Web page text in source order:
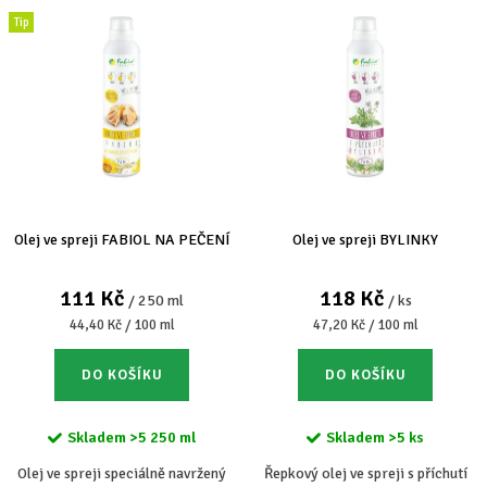
Tip
Olej ve spreji FABIOL NA PEČENÍ
111 Kč / 250 ml
Měrná
cena:
44,40 Kč / 100 ml
DO KOŠÍKU
Skladem >5 250 ml
Olej ve spreji speciálně navržený
Olej ve spreji BYLINKY
118 Kč / ks
Měrná
cena:
47,20 Kč / 100 ml
DO KOŠÍKU
Skladem >5 ks
Řepkový olej ve spreji s příchutí